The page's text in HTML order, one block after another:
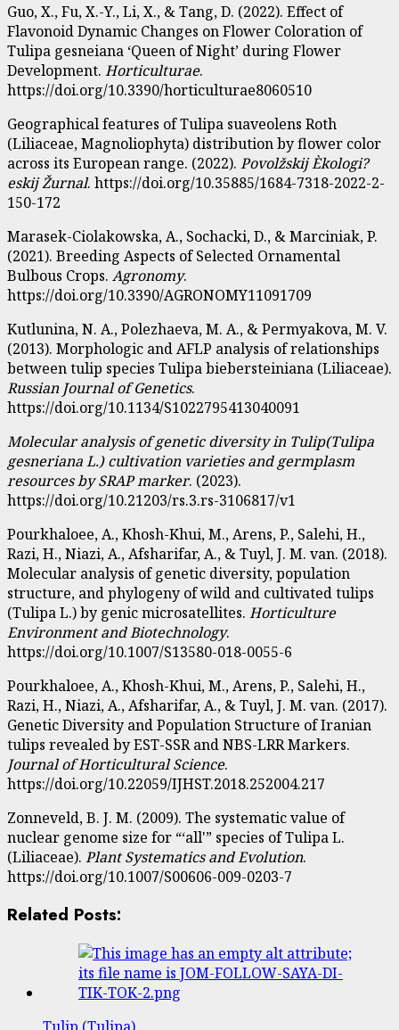
Guo, X., Fu, X.-Y., Li, X., & Tang, D. (2022). Effect of
Flavonoid Dynamic Changes on Flower Coloration of
Tulipa gesneiana ‘Queen of Night’ during Flower
Development. Horticulturae.
https://doi.org/10.3390/horticulturae8060510
Geographical features of Tulipa suaveolens Roth
(Liliaceae, Magnoliophyta) distribution by flower color
across its European range. (2022). Povolžskij Èkologi?
eskij Žurnal. https://doi.org/10.35885/1684-7318-2022-2-
150-172
Marasek-Ciolakowska, A., Sochacki, D., & Marciniak, P.
(2021). Breeding Aspects of Selected Ornamental
Bulbous Crops. Agronomy.
https://doi.org/10.3390/AGRONOMY11091709
Kutlunina, N. A., Polezhaeva, M. A., & Permyakova, M. V.
(2013). Morphologic and AFLP analysis of relationships
between tulip species Tulipa biebersteiniana (Liliaceae).
Russian Journal of Genetics.
https://doi.org/10.1134/S1022795413040091
Molecular analysis of genetic diversity in Tulip(Tulipa
gesneriana L.) cultivation varieties and germplasm
resources by SRAP marker. (2023).
https://doi.org/10.21203/rs.3.rs-3106817/v1
Pourkhaloee, A., Khosh-Khui, M., Arens, P., Salehi, H.,
Razi, H., Niazi, A., Afsharifar, A., & Tuyl, J. M. van. (2018).
Molecular analysis of genetic diversity, population
structure, and phylogeny of wild and cultivated tulips
(Tulipa L.) by genic microsatellites. Horticulture
Environment and Biotechnology.
https://doi.org/10.1007/S13580-018-0055-6
Pourkhaloee, A., Khosh-Khui, M., Arens, P., Salehi, H.,
Razi, H., Niazi, A., Afsharifar, A., & Tuyl, J. M. van. (2017).
Genetic Diversity and Population Structure of Iranian
tulips revealed by EST-SSR and NBS-LRR Markers.
Journal of Horticultural Science.
https://doi.org/10.22059/IJHST.2018.252004.217
Zonneveld, B. J. M. (2009). The systematic value of
nuclear genome size for “‘all'” species of Tulipa L.
(Liliaceae). Plant Systematics and Evolution.
https://doi.org/10.1007/S00606-009-0203-7
Related Posts: